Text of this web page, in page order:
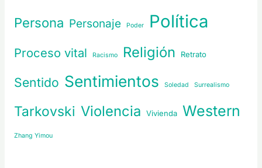
Persona Personaje Poder Política
Proceso vital Racismo Religión Retrato
Sentido Sentimientos Soledad Surrealismo
Tarkovski Violencia Vivienda Western
Zhang Yimou